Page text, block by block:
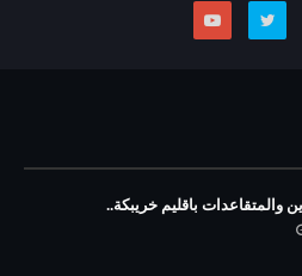
والمتقاعدات باقليم خريبكة..